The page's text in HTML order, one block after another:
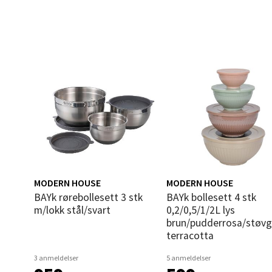
MODERN HOUSE
bAYk rørebollesett 3 stk
m/lokk stål/svart
3 anmeldelser
MODERN HOUSE
bAYk bollesett 4 stk
0,2/0,5/1/2L lys
brun/pudderrosa/
terracotta
5 anmeldelser
0 i
Torget
0 i